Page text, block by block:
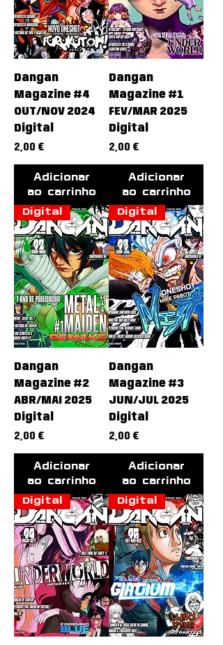
Dangan
Magazine #4
OUT/NOV 2024
Digital
Preço
2,00 €
Adicionar
ao carrinho
Dangan
Magazine #1
FEV/MAR 2025
Digital
Preço
2,00 €
Adicionar
ao carrinho
Digital
Dangan
Magazine #2
ABR/MAI 2025
Digital
Preço
2,00 €
Adicionar
ao carrinho
Digital
Dangan
Magazine #3
JUN/JUL 2025
Digital
Preço
2,00 €
Adicionar
ao carrinho
Digital Digital